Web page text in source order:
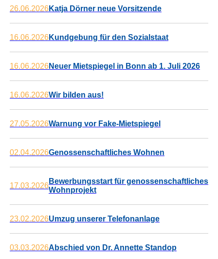
26.06.2026Katja Dörner neue Vorsitzende
16.06.2026Kundgebung für den Sozialstaat
16.06.2026Neuer Mietspiegel in Bonn ab 1. Juli 2026
16.06.2026Wir bilden aus!
27.05.2026Warnung vor Fake-Mietspiegel
02.04.2026Genossenschaftliches Wohnen
17.03.2026
Bewerbungsstart für genossenschaftliches
Wohnprojekt
23.02.2026Umzug unserer Telefonanlage
03.03.2026Abschied von Dr. Annette Standop